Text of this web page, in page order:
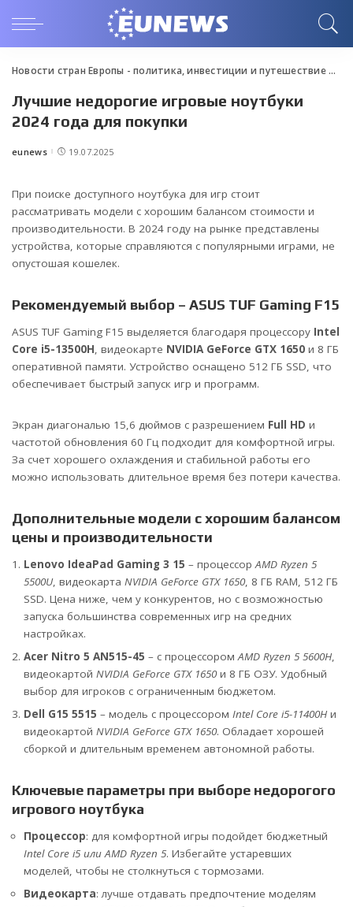
Новости стран Европы - политика, инвестиции и путешествие>
Лучшие недорогие игровые ноутбуки
2024 года для покупки
Posted
eunews 19.07.2025
При поиске доступного ноутбука для игр стоит
рассматривать модели с хорошим балансом стоимости и
производительности. В 2024 году на рынке представлены
устройства, которые справляются с популярными играми, не
опустошая кошелек.
Рекомендуемый выбор – ASUS TUF Gaming F15
ASUS TUF Gaming F15 выделяется благодаря процессору Intel
Core i5-13500H, видеокарте NVIDIA GeForce GTX 1650 и 8 ГБ
оперативной памяти. Устройство оснащено 512 ГБ SSD, что
обеспечивает быстрый запуск игр и программ.
Экран диагональю 15,6 дюймов с разрешением Full HD и
частотой обновления 60 Гц подходит для комфортной игры.
За счет хорошего охлаждения и стабильной работы его
можно использовать длительное время без потери качества.
Дополнительные модели с хорошим балансом
цены и производительности
Lenovo IdeaPad Gaming 3 15 – процессорAMD Ryzen 5
5500U, видеокарта NVIDIA GeForce GTX 1650, 8 ГБ RAM, 512 ГБ
SSD. Цена ниже, чем у конкурентов, но с возможностью
запуска большинства современных игр на средних
настройках.
Acer Nitro 5 AN515-45 – с процессоромAMD Ryzen 5 5600H,
видеокартой NVIDIA GeForce GTX 1650и 8 ГБ ОЗУ. Удобный
выбор для игроков с ограниченным бюджетом.
Dell G15 5515 – модель с процессором Intel Core i5-11400H и
видеокартой NVIDIA GeForce GTX 1650. Обладает хорошей
сборкой и длительным временем автономной работы.
Ключевые параметры при выборе недорогого
игрового ноутбука
Процессор: для комфортной игры подойдет бюджетный
Intel Core i5 или AMD Ryzen 5. Избегайте устаревших
моделей, чтобы не столкнуться с тормозами.
Видеокарта: лучше отдавать предпочтение моделям